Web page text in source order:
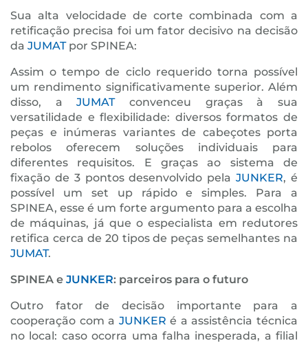
Sua alta velocidade de corte combinada com a
retificação precisa foi um fator decisivo na decisão
da JUMATpor SPINEA:
Assim o tempo de ciclo requerido torna possível
um rendimento significativamente superior. Além
disso, aJUMATconvenceu graças à sua
versatilidade e flexibilidade: diversos formatos de
peças e inúmeras variantes de cabeçotes porta
rebolos oferecem soluções individuais para
diferentes requisitos. E graças ao sistema de
fixação de 3 pontos desenvolvido pelaJUNKER, é
possível um set up rápido e simples. Para a
SPINEA, esse é um forte argumento para a escolha
de máquinas, já que o especialista em redutores
retifica cerca de 20 tipos de peças semelhantes na
JUMAT.
SPINEA e JUNKER: parceiros para o futuro
Outro fator de decisão importante para a
cooperação com a JUNKER é a assistência técnica
no local: caso ocorra uma falha inesperada, a filial